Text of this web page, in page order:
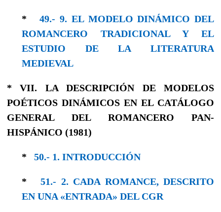
*49.- 9. EL MODELO DINÁMICO DEL
ROMANCERO TRADICIONAL Y EL
ESTUDIO DE LA LITERATURA
MEDIEVAL
* VII. LA DESCRIPCIÓN DE MODELOS
POÉTICOS DINÁMICOS EN EL CATÁLOGO
GENERAL DEL ROMANCERO PAN-
HISPÁNICO (1981)
* 50.- 1. INTRODUCCIÓN
*51.- 2. CADA ROMANCE, DESCRIΤΟ
EΝ UNA «ENTRADA» DEL CGR